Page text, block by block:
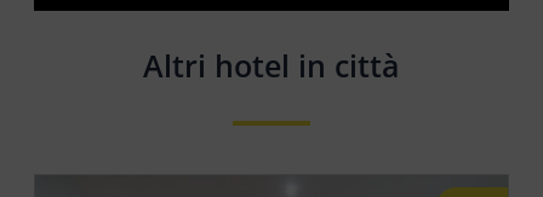
Altri hotel in città